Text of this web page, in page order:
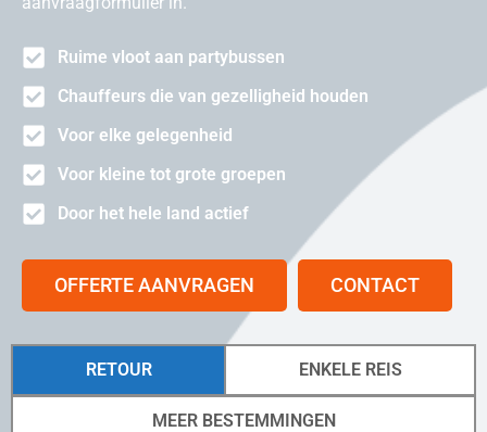
Ruime vloot aan partybussen
Chauffeurs die van gezelligheid houden
Voor elke gelegenheid
Voor kleine tot grote groepen
Door het hele land actief
OFFERTE AANVRAGEN CONTACT
RETOUR ENKELE REIS
MEER BESTEMMINGEN